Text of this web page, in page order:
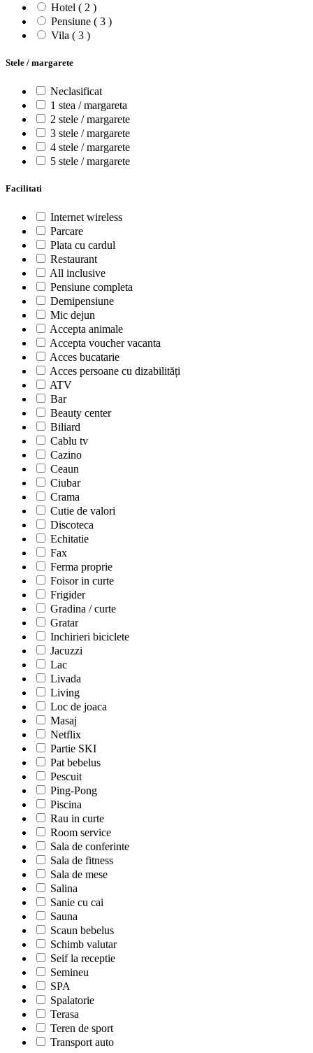
Hotel ( 2 )
Pensiune ( 3 )
Vila ( 3 )
Stele / margarete
Neclasificat
1 stea / margareta
2 stele / margarete
3 stele / margarete
4 stele / margarete
5 stele / margarete
Facilitati
Internet wireless
Parcare
Plata cu cardul
Restaurant
All inclusive
Pensiune completa
Demipensiune
Mic dejun
Accepta animale
Accepta voucher vacanta
Acces bucatarie
Acces persoane cu dizabilități
ATV
Bar
Beauty center
Biliard
Cablu tv
Cazino
Ceaun
Ciubar
Crama
Cutie de valori
Discoteca
Echitatie
Fax
Ferma proprie
Foisor in curte
Frigider
Gradina / curte
Gratar
Inchirieri biciclete
Jacuzzi
Lac
Livada
Living
Loc de joaca
Masaj
Netflix
Partie SKI
Pat bebelus
Pescuit
Ping-Pong
Piscina
Rau in curte
Room service
Sala de conferinte
Sala de fitness
Sala de mese
Salina
Sanie cu cai
Sauna
Scaun bebelus
Schimb valutar
Seif la receptie
Semineu
SPA
Spalatorie
Terasa
Teren de sport
Transport auto